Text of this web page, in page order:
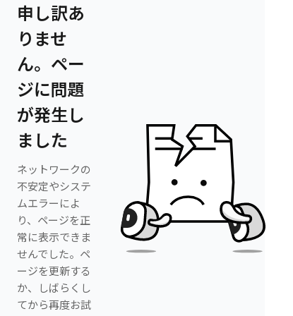
申し訳あ
りませ
ん。ペー
ジに問題
が発生し
ました
ネットワークの
不安定やシステ
ムエラーによ
り、ページを正
常に表示できま
せんでした。ペ
ージを更新する
か、しばらくし
てから再度お試